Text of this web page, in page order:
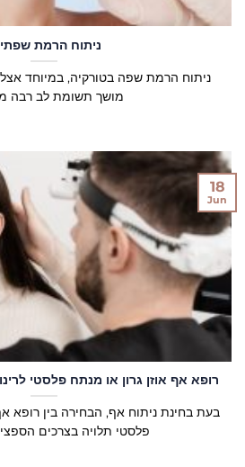
ניתוח הרמת
ניתוח הרמת שפה בטורקיה, במיוחד אצל
מושך תשומת לב רבה
רופא אף אוזן גרון או מנתח פלסטי
פלסטי תלויה בצרכים
18
Jun